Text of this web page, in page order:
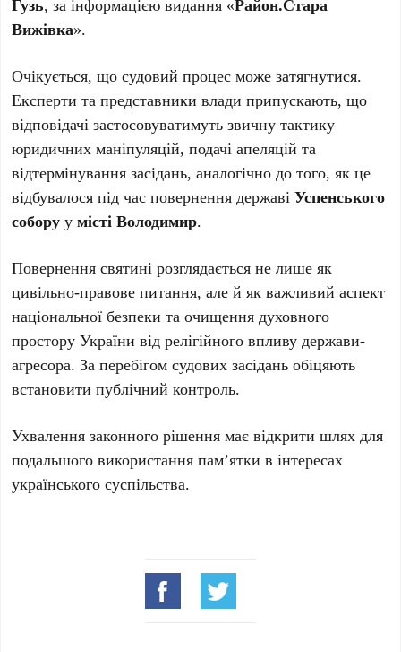
Гузь, за інформацією видання «Район.Стара
Вижівка».
Очікується, що судовий процес може затягнутися.
Експерти та представники влади припускають, що
відповідачі застосовуватимуть звичну тактику
юридичних маніпуляцій, подачі апеляцій та
відтермінування засідань, аналогічно до того, як це
відбувалося під час повернення державіУспенського
собору умісті Володимир.
Повернення святині розглядається не лише як
цивільно-правове питання, але й як важливий аспект
національної безпеки та очищення духовного
простору України від релігійного впливу держави-
агресора. За перебігом судових засідань обіцяють
встановити публічний контроль.
Ухвалення законного рішення має відкрити шлях для
подальшого використання пам’ятки в інтересах
українського суспільства.